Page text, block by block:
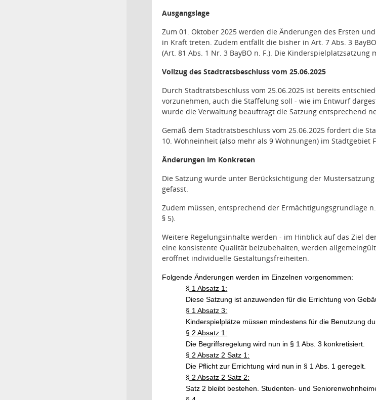
Ausgangslage
Zum 01. Oktober 2025 werden die Änderungen des Ersten
in Kraft treten. Zudem entfällt die bisher in Art. 7 Abs. 3
(Art. 81 Abs. 1 Nr. 3 BayBO n. F.). Die
Vollzug des Stadtratsbeschluss vom 25.06.2025
Durch Stadtratsbeschluss vom 25.06.2025 ist bereits
vorzunehmen, auch die Staffelung soll - wie im Entwurf
wurde die Verwaltung beauftragt die Satzung entsprechend
Gemäß dem Stadtratsbeschluss vom 25.06.2025 fordert die
10. Wohneinheit (also mehr als 9 Wohnungen) im Stadtgebiet
Änderungen im Konkreten
Die Satzung wurde unter Berücksichtigung der
gefasst.
Zudem müssen, entsprechend der Ermächtigungsgrundlage
§ 5).
Weitere Regelungsinhalte werden - im Hinblick auf das Ziel
eine konsistente Qualität beizubehalten, werden
eröffnet individuelle Gestaltungsfreiheiten.
Folgende Änderungen werden im Einzelnen vorgenommen:
§ 1 Absatz 1:
Diese Satzung ist anzuwenden für die Errichtung von
§ 1 Absatz 3:
Kinderspielplätze müssen mindestens für die Benutzung
§ 2 Absatz 1:
Die Begriffsregelung wird nun in § 1 Abs. 3 konkretisiert.
§ 2 Absatz 2 Satz 1:
Die Pflicht zur Errichtung wird nun in § 1 Abs. 1 geregelt.
§ 2 Absatz 2 Satz 2:
Satz 2 bleibt bestehen. Studenten- und